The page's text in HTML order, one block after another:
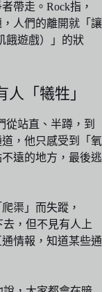
帶走。Rock指，
人們的離開就「讓
餓遊戲）」的狀
人「犧牲」
從站直、半蹲，到
，他只感受到「氧
遠的地方，最後逃
渠」而失蹤，
，但不見有人上
情報，知道某些通